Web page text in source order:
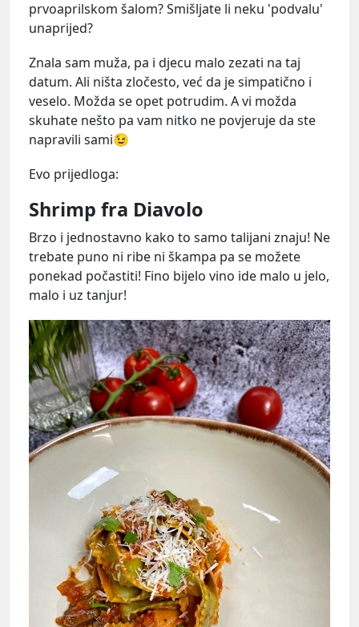
prvoaprilskom šalom? Smišljate li neku 'podvalu'
unaprijed?
Znala sam muža, pa i djecu malo zezati na taj
datum. Ali ništa zločesto, već da je simpatično i
veselo. Možda se opet potrudim. A vi možda
skuhate nešto pa vam nitko ne povjeruje da ste
napravili sami😉
Evo prijedloga:
Shrimp fra Diavolo
Brzo i jednostavno kako to samo talijani znaju! Ne
trebate puno ni ribe ni škampa pa se možete
ponekad počastiti! Fino bijelo vino ide malo u jelo,
malo i uz tanjur!